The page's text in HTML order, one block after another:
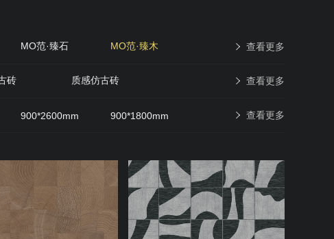
MO范·臻石 MO范·臻木 查看更多
砖 质感仿古砖 查看更多
900*2600mm
900*1800mm
查看更多